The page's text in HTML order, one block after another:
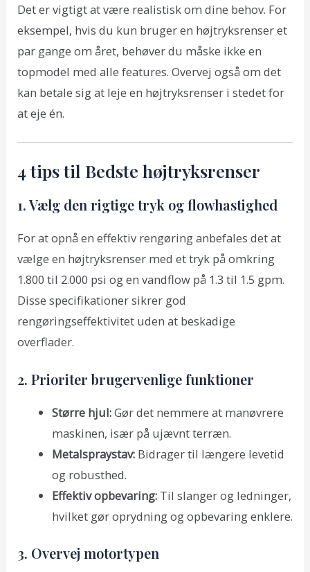
Det er vigtigt at være realistisk om dine behov. For
eksempel, hvis du kun bruger en højtryksrenser et
par gange om året, behøver du måske ikke en
topmodel med alle features. Overvej også om det
kan betale sig at leje en højtryksrenser i stedet for
at eje én.
4 tips til Bedste højtryksrenser
1. Vælg den rigtige tryk og flowhastighed
For at opnå en effektiv rengøring anbefales det at
vælge en højtryksrenser med et tryk på omkring
1.800 til 2.000 psi og en vandflow på 1.3 til 1.5 gpm.
Disse specifikationer sikrer god
rengøringseffektivitet uden at beskadige
overflader.
2. Prioriter brugervenlige funktioner
Større hjul:Gør det nemmere at manøvrere
maskinen, især på ujævnt terræn.
Metalspraystav:Bidrager til længere levetid
og robusthed.
Effektiv opbevaring:Til slanger og ledninger,
hvilket gør oprydning og opbevaring enklere.
3. Overvej motortypen